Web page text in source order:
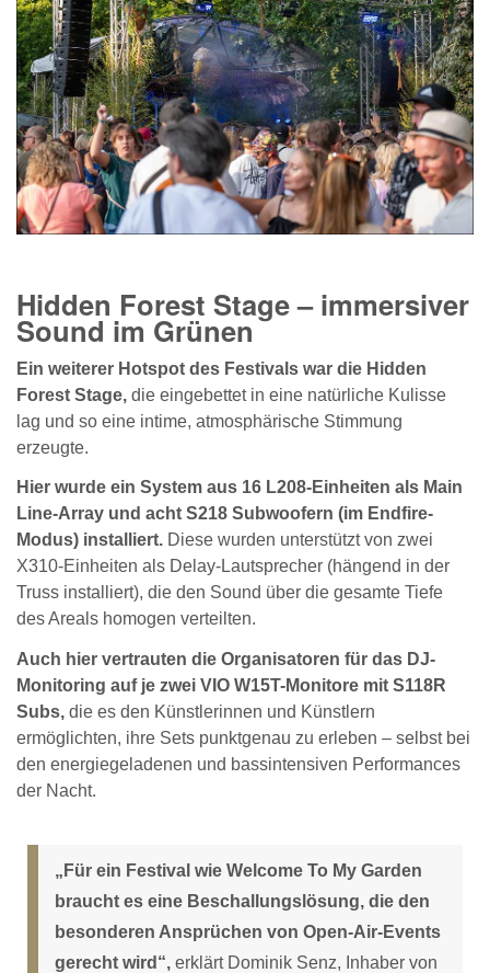
Hidden Forest Stage – immersiver
Sound im Grünen
Ein weiterer Hotspot des Festivals war die Hidden
Forest Stage, die eingebettet in eine natürliche Kulisse
lag und so eine intime, atmosphärische Stimmung
erzeugte.
Hier wurde ein System aus 16 L208-Einheiten als Main
Line-Array und acht S218 Subwoofern (im Endfire-
Modus) installiert. Diese wurden unterstützt von zwei
X310-Einheiten als Delay-Lautsprecher (hängend in der
Truss installiert), die den Sound über die gesamte Tiefe
des Areals homogen verteilten.
Auch hier vertrauten die Organisatoren für das DJ-
Monitoring auf je zwei VIO W15T-Monitore mit S118R
Subs, die es den Künstlerinnen und Künstlern
ermöglichten, ihre Sets punktgenau zu erleben – selbst bei
den energiegeladenen und bassintensiven Performances
der Nacht.
„Für ein Festival wie Welcome To My Garden
braucht es eine Beschallungslösung, die den
besonderen Ansprüchen von Open-Air-Events
gerecht wird“, erklärt Dominik Senz, Inhaber von